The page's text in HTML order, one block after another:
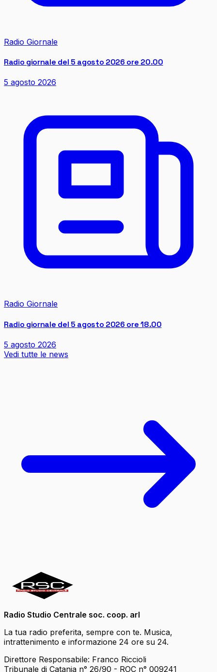
Radio Giornale
Radio giornale del 5 agosto 2026 ore 20.00
5 agosto 2026
Radio Giornale
Radio giornale del 5 agosto 2026 ore 18.00
5 agosto 2026
Vedi tutte le news
Radio Studio Centrale soc. coop. arl
La tua radio preferita, sempre con te. Musica,
intrattenimento e informazione 24 ore su 24.
Direttore Responsabile: Franco Riccioli
Tribunale di Catania n° 26/90 - ROC n° 009241